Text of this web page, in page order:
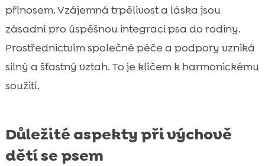
přínosem. Vzájemná trpělivost a láska jsou
zásadní pro úspěšnou integraci psa do rodiny.
Prostřednictvím společné péče a podpory vzniká
silný a šťastný vztah. To je klíčem k harmonickému
soužití.
Důležité aspekty při výchově
dětí se psem